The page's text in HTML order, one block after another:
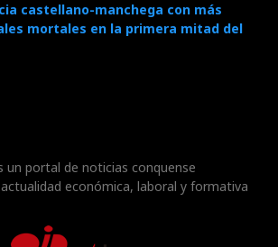
castellano-manchega con más
mortales en la primera mitad del
un portal de noticias conquense
económica, laboral y formativa